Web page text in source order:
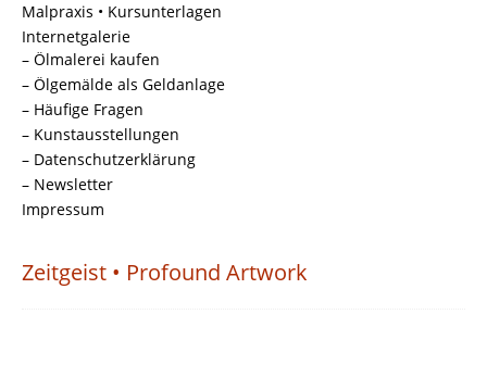
Malpraxis • Kursunterlagen
Internetgalerie
– Ölmalerei kaufen
– Ölgemälde als Geldanlage
– Häufige Fragen
– Kunstausstellungen
– Datenschutzerklärung
– Newsletter
Impressum
Zeitgeist • Profound Artwork